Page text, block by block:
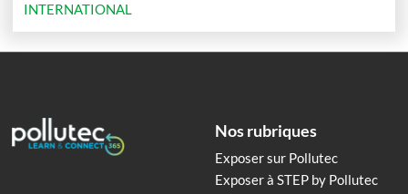
INTERNATIONAL
Nos rubriques
Exposer sur Pollutec
Exposer à STEP by Pollutec